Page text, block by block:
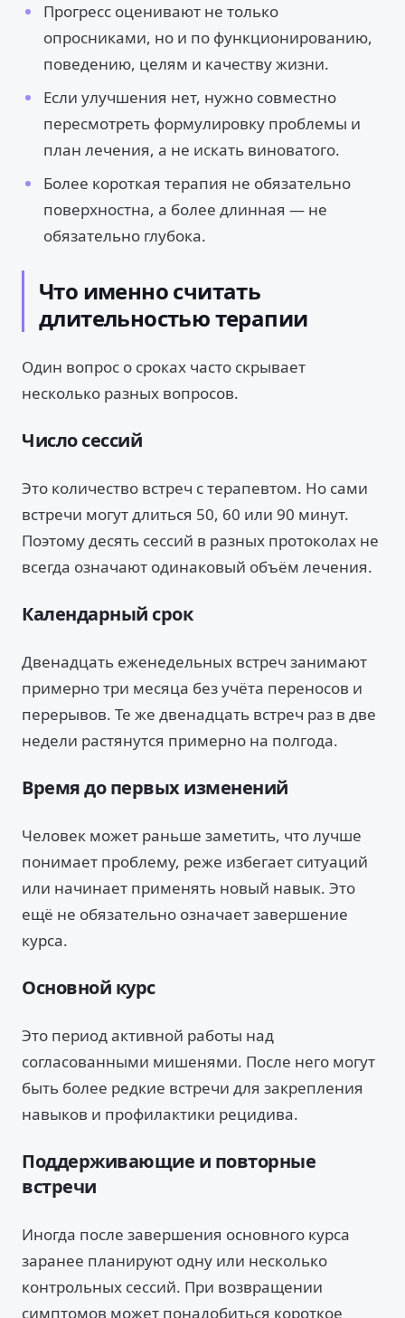
Прогресс оценивают не только
опросниками, но и по функционированию,
поведению, целям и качеству жизни.
Если улучшения нет, нужно совместно
пересмотреть формулировку проблемы и
план лечения, а не искать виноватого.
Более короткая терапия не обязательно
поверхностна, а более длинная — не
обязательно глубока.
Что именно считать
длительностью терапии
Один вопрос о сроках часто скрывает
несколько разных вопросов.
Число сессий
Это количество встреч с терапевтом. Но сами
встречи могут длиться 50, 60 или 90 минут.
Поэтому десять сессий в разных протоколах не
всегда означают одинаковый объём лечения.
Календарный срок
Двенадцать еженедельных встреч занимают
примерно три месяца без учёта переносов и
перерывов. Те же двенадцать встреч раз в две
недели растянутся примерно на полгода.
Время до первых изменений
Человек может раньше заметить, что лучше
понимает проблему, реже избегает ситуаций
или начинает применять новый навык. Это
ещё не обязательно означает завершение
курса.
Основной курс
Это период активной работы над
согласованными мишенями. После него могут
быть более редкие встречи для закрепления
навыков и профилактики рецидива.
Поддерживающие и повторные
встречи
Иногда после завершения основного курса
заранее планируют одну или несколько
контрольных сессий. При возвращении
симптомов может понадобиться короткое